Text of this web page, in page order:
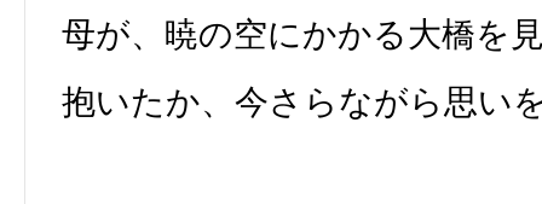
母が、暁の空にかかる大橋を
抱いたか、今さらながら思い